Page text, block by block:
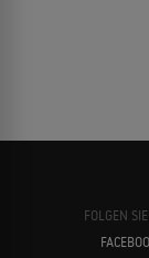
FOLGEN